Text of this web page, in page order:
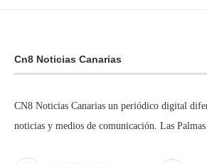
Cn8 Noticias Canarias
CN8 Noticias Canarias un periódico digital
noticias y medios de comunicación. Las Palmas